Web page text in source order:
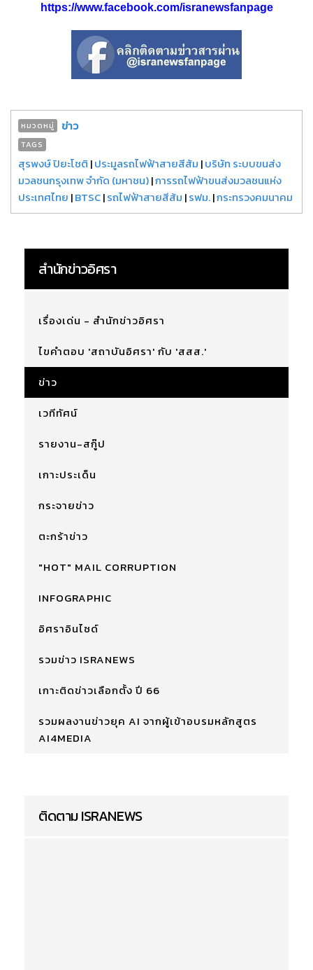
https://www.facebook.com/isranewsfanpage
หมวดหมู่ ข่าว
TAGS
สุรพงษ์ ปิยะโชติ |ประมูลรถไฟฟ้าสายสีส้ม |บริษัท ระบบขนส่ง
มวลชนกรุงเทพ จำกัด (มหาชน)|การรถไฟฟ้าขนส่งมวลชนแห่ง
ประเทศไทย |BTSC|รถไฟฟ้าสายสีส้ม |รฟม.|กระทรวงคมนาคม
สำนักข่าวอิศรา
เรื่องเด่น - สำนักข่าวอิศรา
ไขคำตอบ 'สถาบันอิศรา' กับ 'สสส.'
ข่าว
เวทีทัศน์
รายงาน-สกู๊ป
เกาะประเด็น
กระจายข่าว
ตะกร้าข่าว
"HOT" MAIL CORRUPTION
INFOGRAPHIC
อิศราอินไซด์
รวมข่าว ISRANEWS
เกาะติดข่าวเลือกตั้ง ปี 66
รวมผลงานข่าวยุค AI จากผู้เข้าอบรมหลักสูตร
AI4MEDIA
ติดตาม ISRANEWS